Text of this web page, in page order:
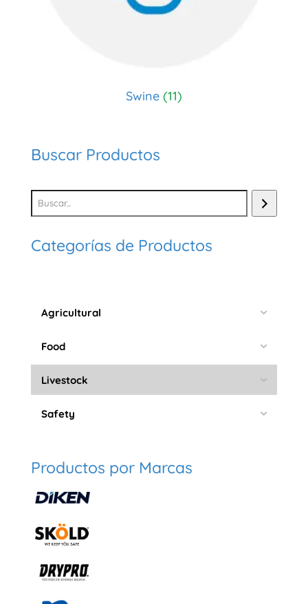
Swine (11)
Buscar Productos
Categorías de Productos
Agricultural
Food
Livestock
Safety
Productos por Marcas